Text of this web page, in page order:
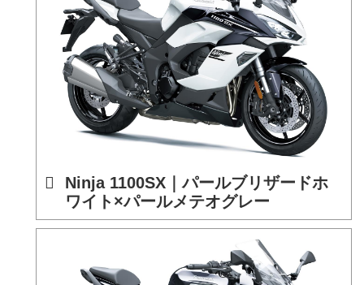
Ninja 1100SX｜パールブリザードホ
ワイト×パールメテオグレー